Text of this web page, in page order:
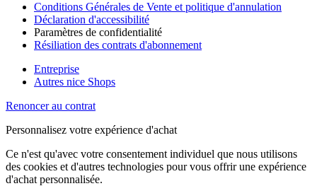
Conditions Générales de Vente et politique d'annulation
Déclaration d'accessibilité
Paramètres de confidentialité
Résiliation des contrats d'abonnement
Entreprise
Autres nice Shops
Renoncer au contrat
Personnalisez votre expérience d'achat
Ce n'est qu'avec votre consentement individuel que nous utilisons
des cookies et d'autres technologies pour vous offrir une expérience
d'achat personnalisée.